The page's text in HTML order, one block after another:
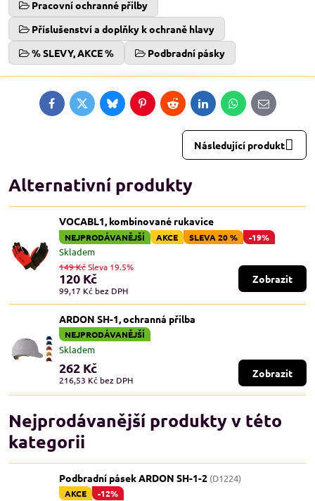
Pracovní ochranné přilby
Příslušenství a doplňky k ochraně hlavy
% SLEVY, AKCE %
Podbradní pásky
FacebookTwitterBlueskyPinterestRedditLinkedInWhatsApp
E-
mail
Následující produkt
Alternativní produkty
VOCABL1, kombinované rukavice
NEJPRODÁVANĚJŠÍ AKCE SLEVA 20 % -19%
Skladem
120 Kč
99,17 Kč bez DPH
149 KčSleva 19.5%
Zobrazit
ARDON SH-1, ochranná přilba
NEJPRODÁVANĚJŠÍ
Skladem
262 Kč
216,53 Kč bez DPH
Zobrazit
Nejprodávanější produkty v této
kategorii
Podbradní pásek ARDON SH-1-2 (D1224)
AKCE -12%